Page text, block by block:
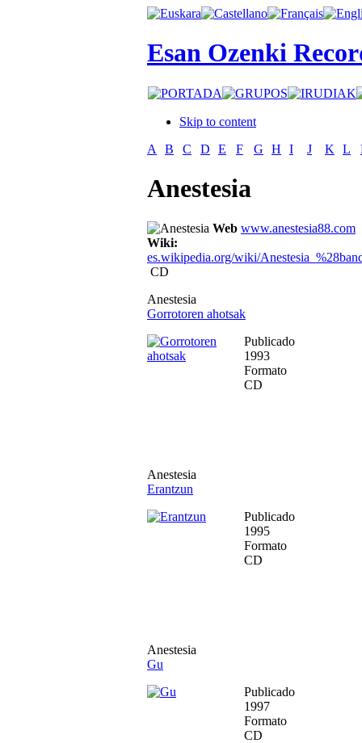
Esan Ozenki
Skip to content
A
B C D E F G H I J K L
Anestesia
Web www.anestesia88.com
Wiki:
es.wikipedia.org/wiki/
CD
Anestesia
Gorrotoren ahotsak
Publicado
1993
Formato
CD
Anestesia
Erantzun
Publicado
1995
Formato
CD
Anestesia
Gu
Publicado
1997
Formato
CD